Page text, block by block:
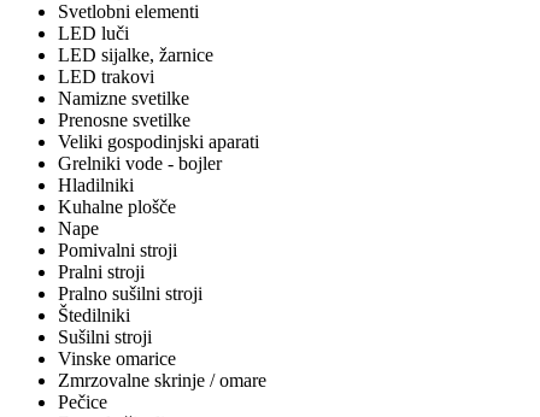
Svetlobni elementi
LED luči
LED sijalke, žarnice
LED trakovi
Namizne svetilke
Prenosne svetilke
Veliki gospodinjski aparati
Grelniki vode - bojler
Hladilniki
Kuhalne plošče
Nape
Pomivalni stroji
Pralni stroji
Pralno sušilni stroji
Štedilniki
Sušilni stroji
Vinske omarice
Zmrzovalne skrinje / omare
Pečice